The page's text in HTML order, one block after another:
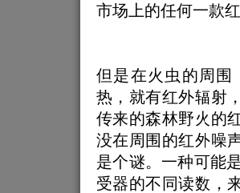
市场上的任何一款红
但是在火虫的周围
热，就有红外辐射
传来的森林野火的
没在周围的红外噪
是个谜。一种可能
受器的不同读数，